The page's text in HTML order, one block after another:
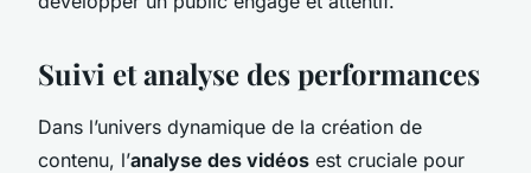
Suivi et analyse des performances
Dans l’univers dynamique de la création de
contenu, l’analyse des vidéos est cruciale pour